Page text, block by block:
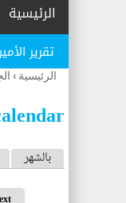
الرئيسية
تقرير
أنت
هنا
الرئيسية ›
ا بالشهر